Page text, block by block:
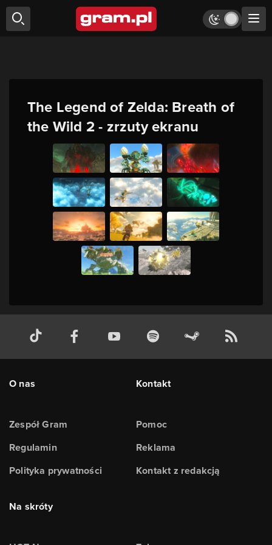
The Legend of Zelda: Breath of
the Wild 2 - zrzuty ekranu
O nas
Zespół Gram
Regulamin
Polityka prywatności
Kontakt
Pomoc
Reklama
Kontakt z redakcją
Na skróty